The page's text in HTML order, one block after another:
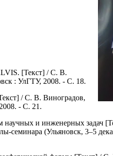
[Текст] / С. В.
: УлГТУ, 2008. - С. 18.
/ С. В. Виноградов,
- С. 21.
и инженерных задач
(Ульяновск, 3–5